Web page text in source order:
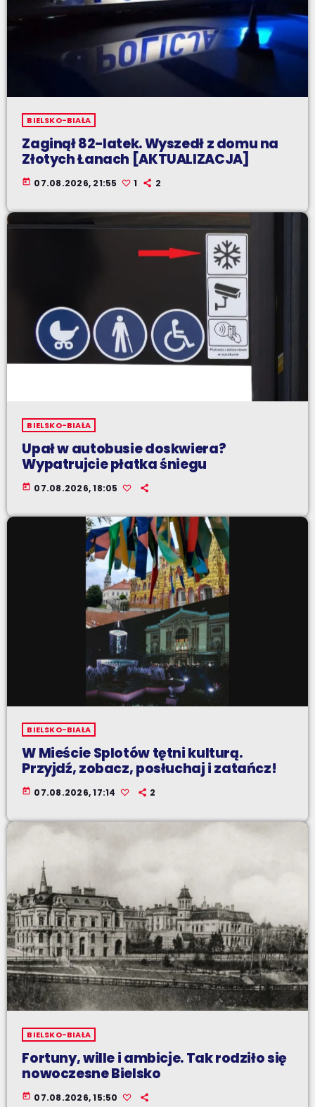
BIELSKO-BIAŁA
Zaginął 82-latek. Wyszedł z domu na
Złotych Łanach [AKTUALIZACJA]
today 07.08.2026, 21:55 1 2
BIELSKO-BIAŁA
Upał w autobusie doskwiera?
Wypatrujcie płatka śniegu
today 07.08.2026, 18:05
BIELSKO-BIAŁA
W Mieście Splotów tętni kulturą.
Przyjdź, zobacz, posłuchaj i zatańcz!
today 07.08.2026, 17:14 2
BIELSKO-BIAŁA
Fortuny, wille i ambicje. Tak rodziło się
nowoczesne Bielsko
today 07.08.2026, 15:50